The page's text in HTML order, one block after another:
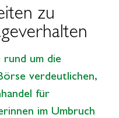
zu
rund um die
verdeutlichen,
für
im Umbruch